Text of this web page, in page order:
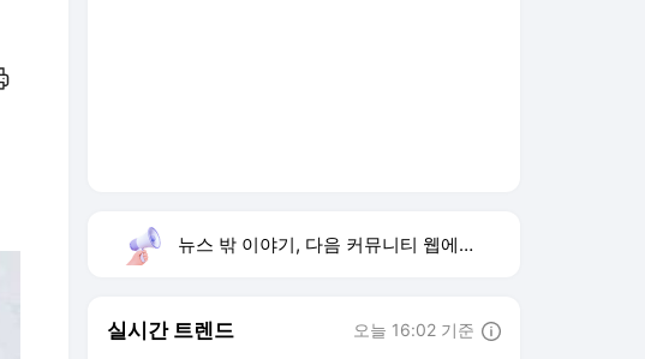
뉴스 밖 이야기, 다음 커뮤니티 웹에서 보기
실시간 트렌드 오늘 16:02 기준